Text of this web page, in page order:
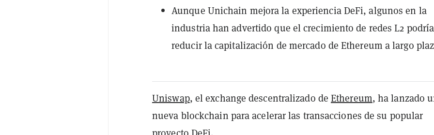
Aunque Unichain mejora la experiencia DeFi, algunos en la
industria han advertido que el crecimiento de redes L2 podría
reducir la capitalización de mercado de Ethereum a largo
Uniswap, el exchange descentralizado deEthereum, ha lanzado
nueva blockchain para acelerar las transacciones de su popular